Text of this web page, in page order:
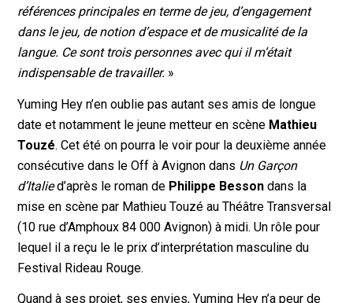
références principales en terme de jeu, d’engagement
dans le jeu, de notion d’espace et de musicalité de la
langue. Ce sont trois personnes avec qui il m’était
indispensable de travailler. »
Yuming Hey n’en oublie pas autant ses amis de longue
date et notamment le jeune metteur en scène Mathieu
Touzé. Cet été on pourra le voir pour la deuxième année
consécutive dans le Off à Avignon dans Un Garçon
d’Italied’après le roman de Philippe Besson dans la
mise en scène par Mathieu Touzé au Théâtre Transversal
(10 rue d’Amphoux 84 000 Avignon) à midi. Un rôle pour
lequel il a reçu le le prix d’interprétation masculine du
Festival Rideau Rouge.
Quand à ses projet, ses envies, Yuming Hey n’a peur de